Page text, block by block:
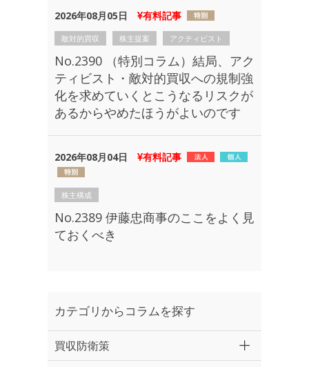
2026年08月05日 有料記事
敵対的買収 株主提案 アクティビスト
No.2390 （特別コラム）結局、アク
ティビスト・敵対的買収への規制強
化を求めていくとこうなるリスクが
あるからやめたほうがよいのです
2026年08月04日 有料記事
株主構成
No.2389 伊藤忠商事のここをよく見
ておくべき
カテゴリからコラムを探す
買収防衛策